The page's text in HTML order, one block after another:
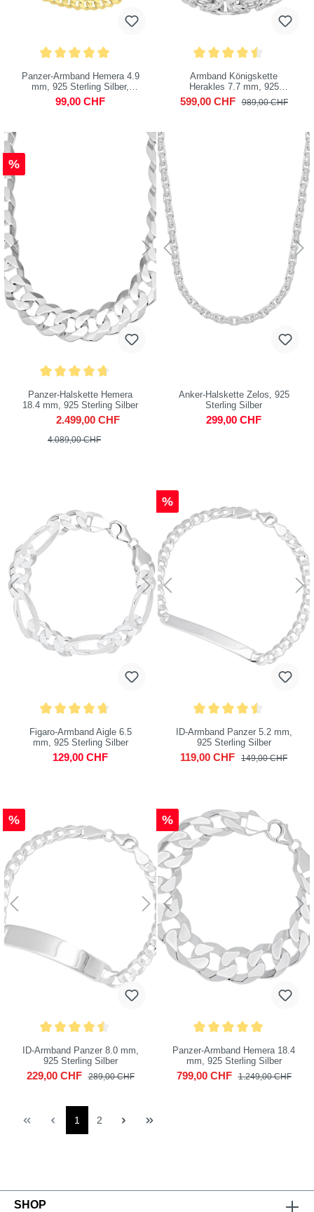
Panzer-Armband Hemera 4.9
mm, 925 Sterling Silber,
vergoldet
99,00 CHF
Armband Königskette
Herakles 7.7 mm, 925
Sterling Silber
599,00 CHF 989,00 CHF
%
Panzer-Halskette Hemera
18.4 mm, 925 Sterling Silber
2.499,00 CHF
4.089,00 CHF
Anker-Halskette Zelos, 925
Sterling Silber
299,00 CHF
Figaro-Armband Aigle 6.5
mm, 925 Sterling Silber
129,00 CHF
%
ID-Armband Panzer 5.2 mm,
925 Sterling Silber
119,00 CHF 149,00 CHF
%
ID-Armband Panzer 8.0 mm,
925 Sterling Silber
229,00 CHF 289,00 CHF
%
Panzer-Armband Hemera 18.4
mm, 925 Sterling Silber
799,00 CHF 1.249,00 CHF
1 2
SHOP